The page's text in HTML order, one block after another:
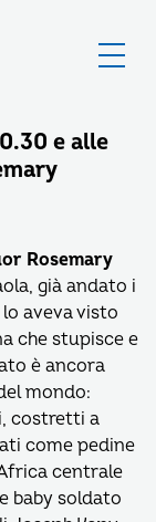
e alle
Rosemary
già andato i
aveva visto
che stupisce e
è ancora
mondo:
costretti a
come pedine
centrale
baby soldato